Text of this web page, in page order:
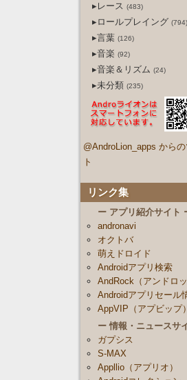
▸レース (483)
▸ロールプレイング (794)
▸言葉 (126)
▸音楽 (92)
▸音楽＆リズム (24)
▸未分類 (235)
@AndroLion_apps から
ト
リンク集
ー アプリ紹介サイト
andronavi
オクトバ
萌えドロイド
Androidアプリ検索
AndRock（アンドロッ
Androidアプリセール
AppVIP（アプビップ）
ー 情報・ニュースサ
ガプシス
S-MAX
Appllio（アプリオ）